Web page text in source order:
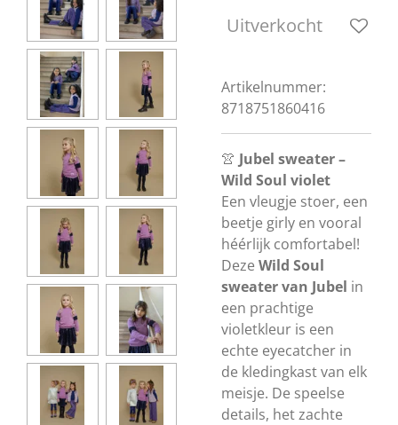
Uitverkocht
Artikelnummer:
8718751860416
👚 Jubel sweater –
Wild Soul violet
Een vleugje stoer, een
beetje girly en vooral
héérlijk comfortabel!
Deze Wild Soul
sweater van Jubel in
een prachtige
violetkleur is een
echte eyecatcher in
de kledingkast van elk
meisje. De speelse
details, het zachte